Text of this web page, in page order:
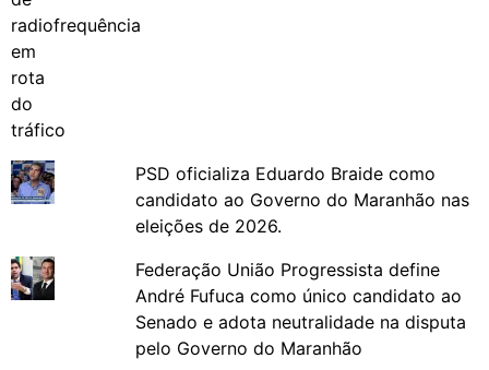
PSD oficializa Eduardo Braide como
candidato ao Governo do Maranhão nas
eleições de 2026.
Federação União Progressista define
André Fufuca como único candidato ao
Senado e adota neutralidade na disputa
pelo Governo do Maranhão